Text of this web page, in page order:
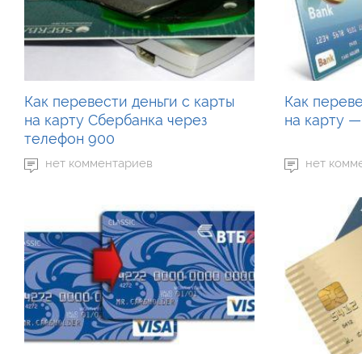
Как перевести деньги с карты
на карту Сбербанка через
телефон 900
нет комментариев
Как
на карту
нет